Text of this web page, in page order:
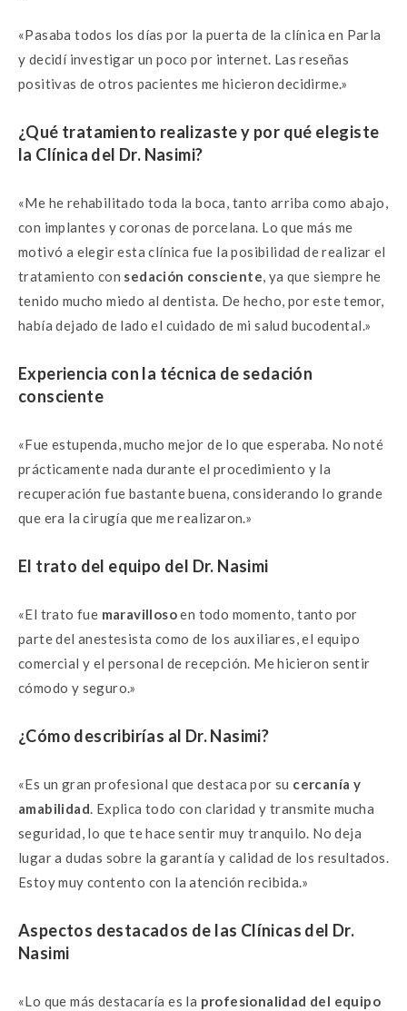
«Pasaba todos los días por la puerta de la clínica en Parla
y decidí investigar un poco por internet. Las reseñas
positivas de otros pacientes me hicieron decidirme.»
¿Qué tratamiento realizaste y por qué elegiste
la Clínica del Dr. Nasimi?
«Me he rehabilitado toda la boca, tanto arriba como abajo,
con implantes y coronas de porcelana. Lo que más me
motivó a elegir esta clínica fue la posibilidad de realizar el
tratamiento con sedación consciente, ya que siempre he
tenido mucho miedo al dentista. De hecho, por este temor,
había dejado de lado el cuidado de mi salud bucodental.»
Experiencia con la técnica de sedación
consciente
«Fue estupenda, mucho mejor de lo que esperaba. No noté
prácticamente nada durante el procedimiento y la
recuperación fue bastante buena, considerando lo grande
que era la cirugía que me realizaron.»
El trato del equipo del Dr. Nasimi
«El trato fue maravillosoen todo momento, tanto por
parte del anestesista como de los auxiliares, el equipo
comercial y el personal de recepción. Me hicieron sentir
cómodo y seguro.»
¿Cómo describirías al Dr. Nasimi?
«Es un gran profesional que destaca por su cercanía y
amabilidad. Explica todo con claridad y transmite mucha
seguridad, lo que te hace sentir muy tranquilo. No deja
lugar a dudas sobre la garantía y calidad de los resultados.
Estoy muy contento con la atención recibida.»
Aspectos destacados de las Clínicas del Dr.
Nasimi
«Lo que más destacaría es la profesionalidad del equipo